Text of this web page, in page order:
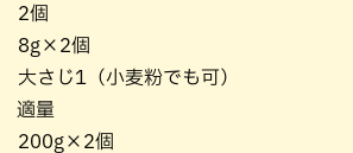
個
1（小麦粉でも可）
適量
個